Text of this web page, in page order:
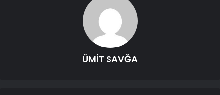
ÜMİT SAVĞA